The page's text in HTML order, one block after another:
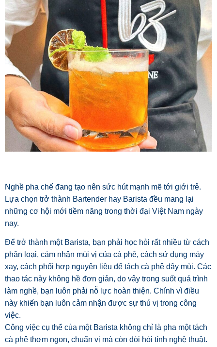
Nghề pha chế đang tạo nên sức hút mạnh mẽ tới giới trẻ.
Lựa chọn trở thành Bartender hay Barista đều mang lại
những cơ hội mới tiềm năng trong thời đại Việt Nam ngày
nay.
Để trở thành một Barista, bạn phải học hỏi rất nhiều từ cách
phân loại, cảm nhận mùi vị của cà phê, cách sử dụng máy
xay, cách phối hợp nguyên liệu để tách cà phê dậy mùi. Các
thao tác này không hề đơn giản, do vậy trong suốt quá trình
làm nghề, bạn luôn phải nỗ lực hoàn thiện. Chính vì điều
này khiến bạn luôn cảm nhận được sự thú vị trong công
việc.
Công việc cụ thể của một Barista không chỉ là pha một tách
cà phê thơm ngon, chuẩn vị mà còn đòi hỏi tính nghệ thuật.